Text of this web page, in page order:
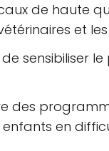
de haute
et
sensibiliser
des
en